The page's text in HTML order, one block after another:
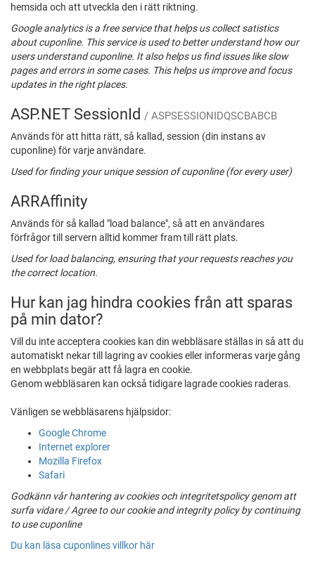
hemsida och att utveckla den i rätt riktning.
Google analytics is a free service that helps us collect satistics
about cuponline. This service is used to better understand how our
users understand cuponline. It also helps us find issues like slow
pages and errors in some cases. This helps us improve and focus
updates in the right places.
ASP.NET SessionId / ASPSESSIONIDQSCBABCB
Används för att hitta rätt, så kallad, session (din instans av
cuponline) för varje användare.
Used for finding your unique session of cuponline (for every user)
ARRAffinity
Används för så kallad "load balance", så att en användares
förfrågor till servern alltid kommer fram till rätt plats.
Used for load balancing, ensuring that your requests reaches you
the correct location.
Hur kan jag hindra cookies från att sparas
på min dator?
Vill du inte acceptera cookies kan din webbläsare ställas in så att du
automatiskt nekar till lagring av cookies eller informeras varje gång
en webbplats begär att få lagra en cookie.
Genom webbläsaren kan också tidigare lagrade cookies raderas.
Vänligen se webbläsarens hjälpsidor:
Google Chrome
Internet explorer
Mozilla Firefox
Safari
Godkänn vår hantering av cookies och integritetspolicy genom att
surfa vidare / Agree to our cookie and integrity policy by continuing
to use cuponline
Du kan läsa cuponlines villkor här